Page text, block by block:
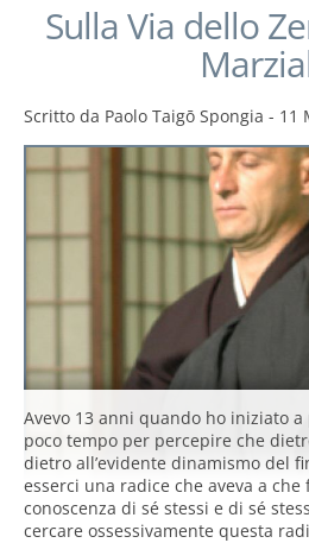
Sulla Via dello
Scritto da Paolo Taigō Spongia - 11
Avevo 13 anni quando ho iniziato
poco tempo per percepire che
dietro all’evidente dinamismo del
esserci una radice che aveva a
conoscenza di sé stessi e di sé
cercare ossessivamente questa